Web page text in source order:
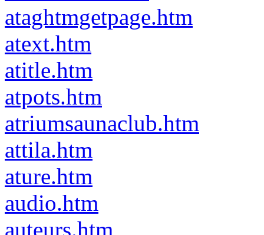
ataghtmgetpage.htm
atext.htm
atitle.htm
atpots.htm
atriumsaunaclub.htm
attila.htm
ature.htm
audio.htm
auteurs.htm